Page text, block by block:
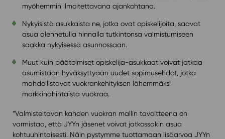
myöhemmin ilmoitettavana ajankohtana.
Nykyisistä asukkaista ne, jotka ovat opiskelijoita, saavat
asua alennetulla hinnalla tutkintonsa valmistumiseen
saakka nykyisessä asunnossaan.
Muut kuin päätoimiset opiskelija-asukkaat voivat jatkaa
asumistaan hyväksyttyään uudet sopimusehdot, jotka
mahdollistavat vuokrankehityksen lähemmäksi
markkinahintaista vuokraa.
”Valmisteltavan kahden vuokran mallin tavoitteena on
varmistaa, että JYYn jäsenet voivat jatkossakin asua
kohtuuhintaisesti. Näin pystymme tuottamaan lisäarvoa JYYn